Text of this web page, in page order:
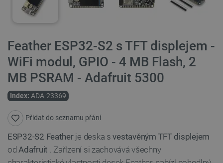
Feather ESP32-S2 s TFT displejem -
WiFi modul, GPIO - 4 MB Flash, 2
MB PSRAM - Adafruit 5300
Index: ADA-23369
Přidat do seznamu přání
ESP32-S2 Featherje deska svestavěným TFT displejem
odAdafruit . Zařízení si zachovává všechny